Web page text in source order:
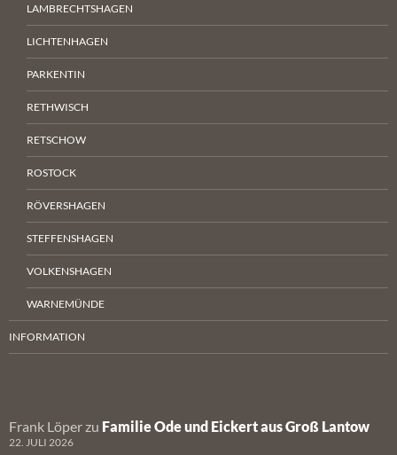
LAMBRECHTSHAGEN
LICHTENHAGEN
PARKENTIN
RETHWISCH
RETSCHOW
ROSTOCK
RÖVERSHAGEN
STEFFENSHAGEN
VOLKENSHAGEN
WARNEMÜNDE
INFORMATION
Frank Löper zu Familie Ode und Eickert aus Groß Lantow
22. JULI 2026